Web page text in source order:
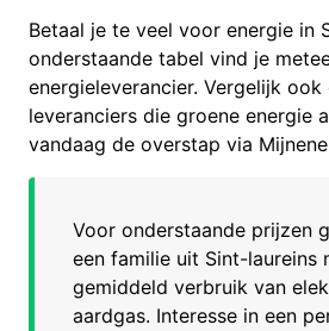
Betaal je te veel voor energie in
onderstaande tabel vind je
energieleverancier. Vergelijk
leveranciers die groene energie
vandaag de overstap via
Voor onderstaande prijzen
een familie uit Sint-laureins
gemiddeld verbruik van
aardgas. Interesse in een